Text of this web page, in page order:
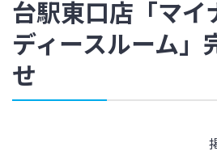
台駅東口店「マイ
ディースルーム」
せ